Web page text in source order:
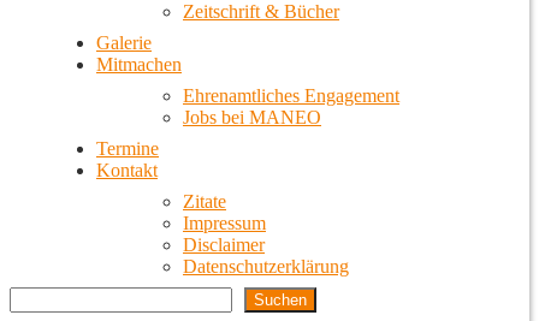
Zeitschrift & Bücher
Galerie
Mitmachen
Ehrenamtliches Engagement
Jobs bei MANEO
Termine
Kontakt
Zitate
Impressum
Disclaimer
Datenschutzerklärung
Suchen